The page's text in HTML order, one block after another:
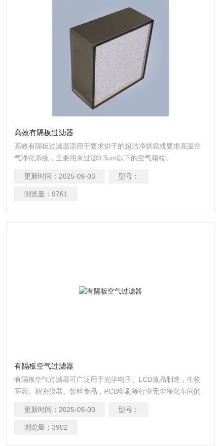
高效有隔板过滤器
高效有隔板过滤器适用于要求烘干的超洁净烘箱或要求高温空
气净化系统，主要用来过滤0.3um以下的空气颗粒。
更新时间： 2025-09-03 型号：
浏览量： 9761
有隔板空气过滤器
有隔板空气过滤器可广泛用于光学电子、LCD液晶制造，生物
医药、精密仪器、饮料食品，PCB印刷等行业无尘净化车间的
温空气净化系统，主要用来过滤0.3um以下的空气颗粒。
更新时间： 2025-09-03 型号：
浏览量： 3902